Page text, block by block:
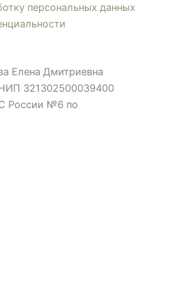
персональных данных
Елена Дмитриевна
321302500039400
России №6 по